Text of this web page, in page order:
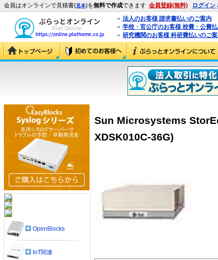
会員はオンラインで見積書(見本)を無料で作成できます 会員登録(無料) ログイン
法人のお客様 請求書払いのご案内
学校・官公庁のお客様 校費・公費
研究機関のお客様 科研費払いのご
Sun Microsystems
XDSK010C-36G)
OpenBlocks
IoT関連